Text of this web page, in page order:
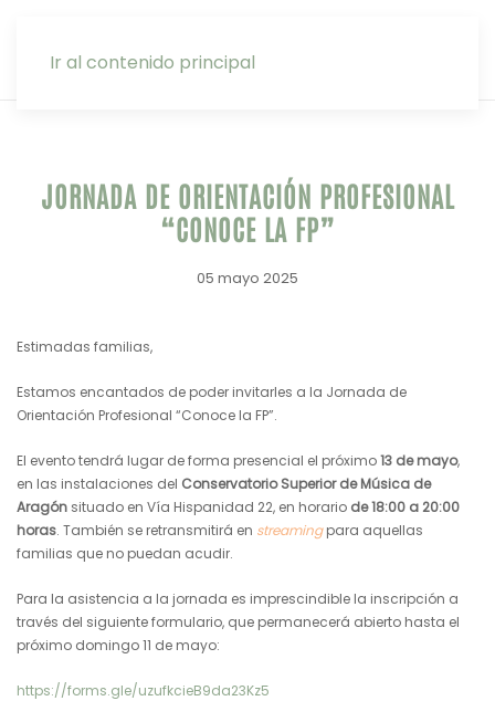
Ir al contenido principal
JORNADA DE ORIENTACIÓN PROFESIONAL
“CONOCE LA FP”
05 mayo 2025
Estimadas familias,
Estamos encantados de poder invitarles a la Jornada de
Orientación Profesional “Conoce la FP”.
El evento tendrá lugar de forma presencial el próximo13 de mayo,
en las instalaciones del Conservatorio Superior de Música de
Aragón situado en Vía Hispanidad 22, en horario de 18:00 a 20:00
horas. También se retransmitirá en streamingpara aquellas
familias que no puedan acudir.
Para la asistencia a la jornada es imprescindible la inscripción a
través del siguiente formulario, que permanecerá abierto hasta el
próximo domingo 11 de mayo:
https://forms.gle/uzufkcieB9da23Kz5